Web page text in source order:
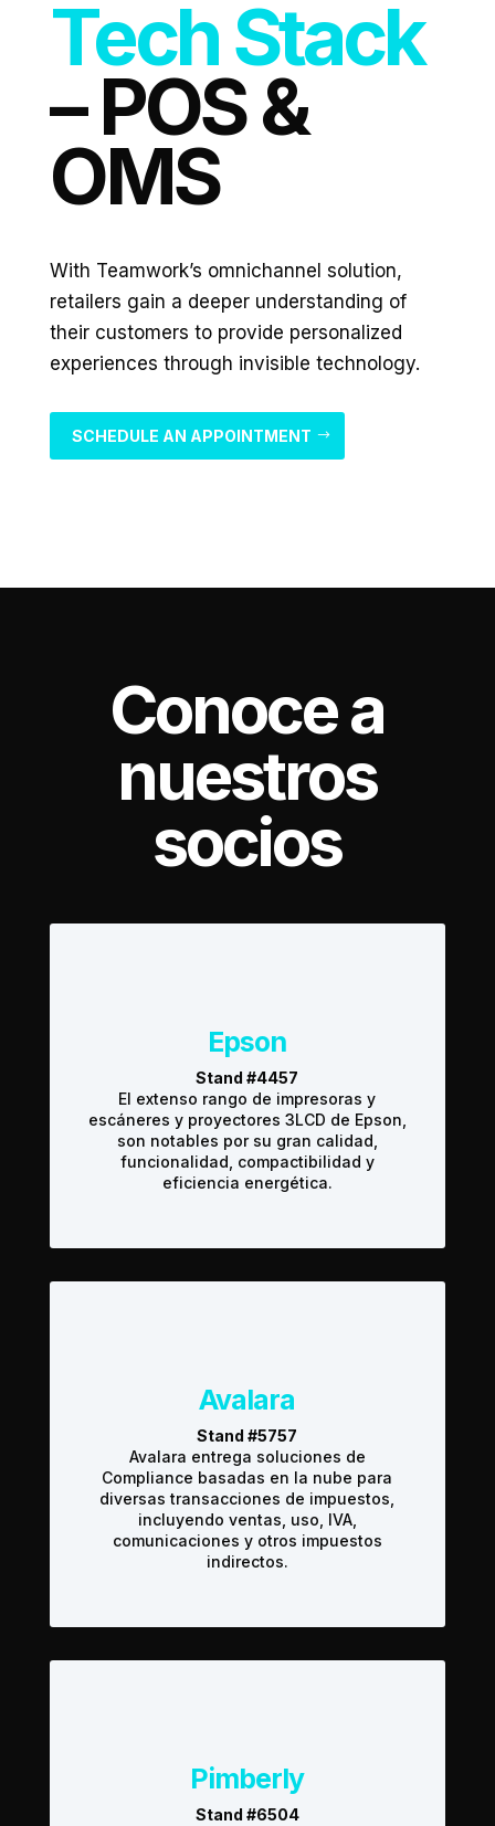
Tech Stack
– POS &
OMS
With Teamwork’s omnichannel solution,
retailers gain a deeper understanding of
their customers to provide personalized
experiences through invisible technology.
SCHEDULE AN APPOINTMENT
Conoce a
nuestros
socios
Epson
Stand #4457
El extenso rango de impresoras y
escáneres y proyectores 3LCD de Epson,
son notables por su gran calidad,
funcionalidad, compactibilidad y
eficiencia energética.
Avalara
Stand #5757
Avalara entrega soluciones de
Compliance basadas en la nube para
diversas transacciones de impuestos,
incluyendo ventas, uso, IVA,
comunicaciones y otros impuestos
indirectos.
Pimberly
Stand #6504